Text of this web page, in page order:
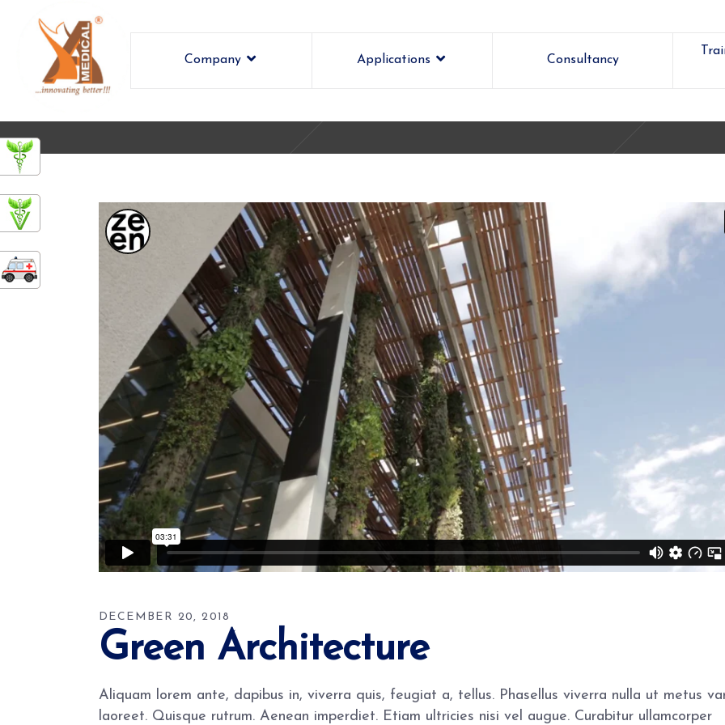
Company Applications Consultancy
DECEMBER 20, 2018
Green Architecture
Aliquam lorem ante, dapibus in, viverra quis, feugiat a, tellus. Phasellus viverra nulla ut metus
laoreet. Quisque rutrum. Aenean imperdiet. Etiam ultricies nisi vel augue. Curabitur ullamcorper